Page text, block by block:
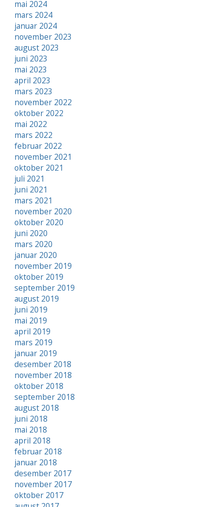
mai 2024
mars 2024
januar 2024
november 2023
august 2023
juni 2023
mai 2023
april 2023
mars 2023
november 2022
oktober 2022
mai 2022
mars 2022
februar 2022
november 2021
oktober 2021
juli 2021
juni 2021
mars 2021
november 2020
oktober 2020
juni 2020
mars 2020
januar 2020
november 2019
oktober 2019
september 2019
august 2019
juni 2019
mai 2019
april 2019
mars 2019
januar 2019
desember 2018
november 2018
oktober 2018
september 2018
august 2018
juni 2018
mai 2018
april 2018
februar 2018
januar 2018
desember 2017
november 2017
oktober 2017